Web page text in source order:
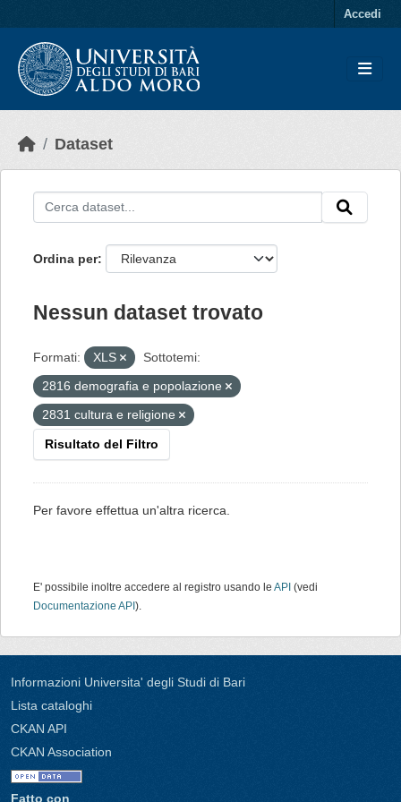
Accedi
Dataset
Ordina per
Nessun dataset trovato
Formati: XLS
Sottotemi:
2816 demografia e popolazione
2831 cultura e religione
Risultato del Filtro
Per favore effettua un'altra ricerca.
E' possibile inoltre accedere al registro usando le API (vedi
Documentazione API ).
Informazioni Universita' degli Studi di Bari
Lista cataloghi
CKAN API
CKAN Association
Fatto con